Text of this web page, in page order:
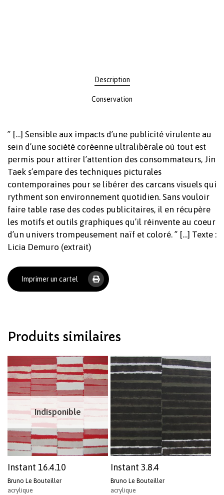
Revenir à l'Artotek
Description
Conservation
” […] Sensible aux impacts d’une publicité virulente au
sein d’une société coréenne ultralibérale où tout est
permis pour attirer l’attention des consommateurs, Jin
Taek s’empare des techniques picturales
contemporaines pour se libérer des carcans visuels qui
rythment son environnement quotidien. Sans vouloir
faire table rase des codes publicitaires, il en récupère
les motifs et outils graphiques qu’il réinvente au coeur
d’un univers trompeusement naïf et coloré. ” […] Texte :
Licia Demuro (extrait)
Imprimer un cartel
Produits similaires
Indisponible
Instant 16.4.10
Bruno Le Bouteiller
acrylique
Instant 3.8.4
Bruno Le Bouteiller
acrylique